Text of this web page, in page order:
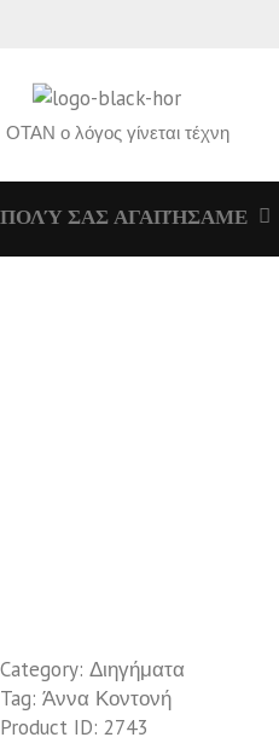
ΟΤΑΝ ο λόγος γίνεται τέχνη
ΠΟΛΎ ΣΑΣ ΑΓΑΠΉΣΑΜΕ
Category: Διηγήματα
Tag: Άννα Κοντονή
Product ID: 2743